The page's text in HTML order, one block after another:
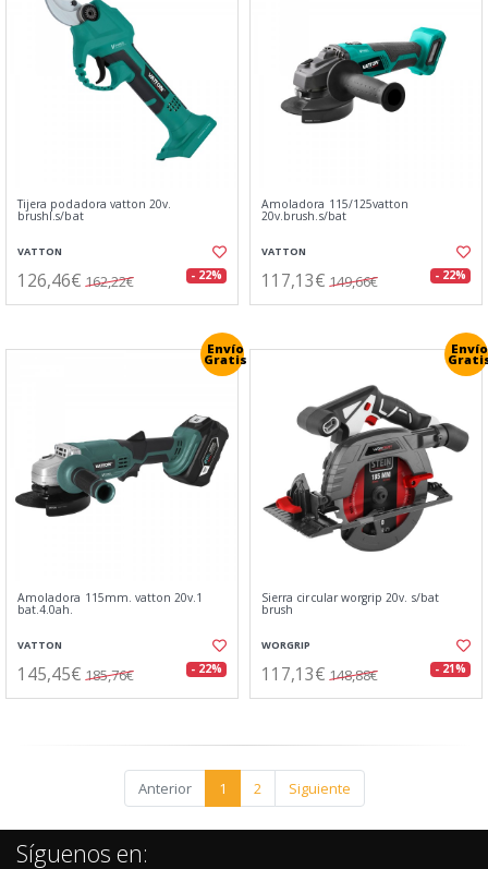
Tijera podadora vatton 20v.
brushl.s/bat
VATTON
126,46€ 162,22€ - 22%
Amoladora 115/125vatton
20v.brush.s/bat
VATTON
117,13€ 149,66€ - 22%
Envío
Gratis
Amoladora 115mm. vatton 20v.1
bat.4.0ah.
VATTON
145,45€ 185,76€ - 22%
Envío
Sierra circular worgrip 20v. s/bat
brush
WORGRIP
117,13€ 148,88€ - 21%
Anterior 1 2 Siguiente
Síguenos en: